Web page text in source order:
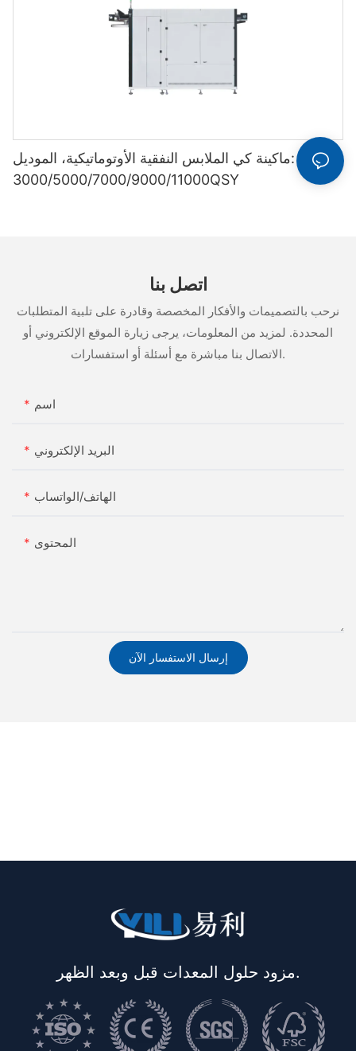
ماكينة كي الملابس النفقية الأوتوماتيكية، الموديل: YL-
3000/5000/7000/9000/11000QSY
اتصل بنا
نرحب بالتصميمات والأفكار المخصصة وقادرة على تلبية المتطلبات
المحددة. لمزيد من المعلومات، يرجى زيارة الموقع الإلكتروني أو
الاتصال بنا مباشرة مع أسئلة أو استفسارات.
اسم
البريد الإلكتروني
الهاتف/الواتساب
المحتوى
إرسال الاستفسار الآن
مزود حلول المعدات قبل وبعد الظهر.